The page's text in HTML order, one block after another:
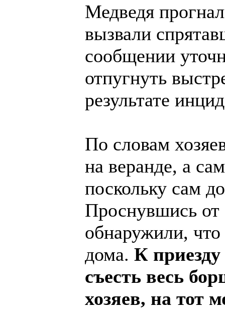
Медведя
вызвали
сообщении
отпугнуть
результате
По словам
на веранде, а
поскольку сам
Проснувшись
обнаружили,
дома. К
съесть весь
хозяев, на тот